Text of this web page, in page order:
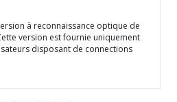
à reconnaissance optique de
version est fournie uniquement
disposant de connections